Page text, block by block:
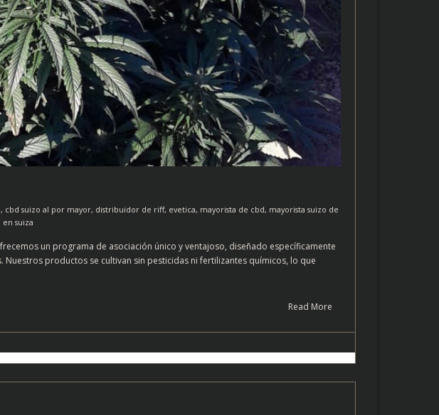
, cbd suizo al por mayor, distribuidor de riff, evetica, mayorista de cbd, mayorista suizo de
suiza
un programa de asociación único y ventajoso, diseñado específicamente
productos se cultivan sin pesticidas ni fertilizantes químicos, lo que
Read More